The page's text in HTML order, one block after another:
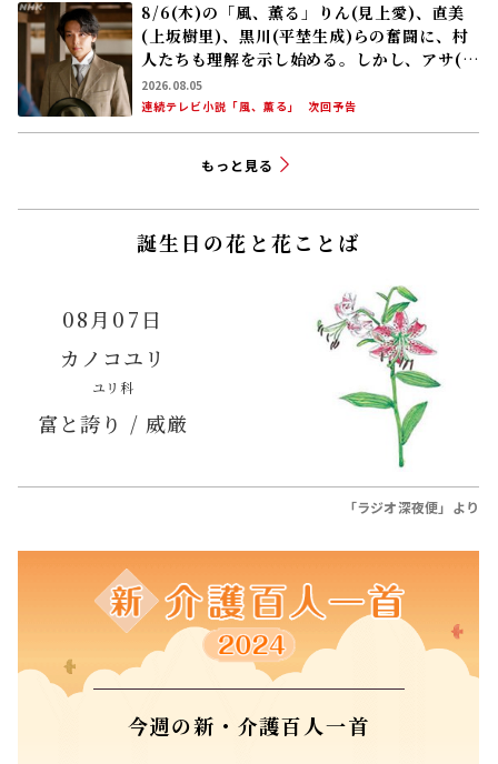
8/6(木)の「風、薫る」りん(見上愛)、直美
(上坂樹里)、黒川(平埜生成)らの奮闘に、村
人たちも理解を示し始める。しかし、アサ(美
山加恋)の容体はなかなか改善せず……
2026.08.05
連続テレビ小説「風、薫る」
次回予告
もっと見る
誕生日の花と花ことば
08月07日
カノコユリ
ユリ科
富と誇り / 威厳
「ラジオ深夜便」より
今週の新・介護百人一首